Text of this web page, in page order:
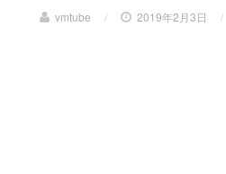
vmtube / 2019年2月3日 /